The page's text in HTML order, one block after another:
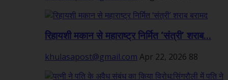
रिहायशी मकान से महाराष्ट्र निर्मित ‘संत्री’ शराब...
khulasapost@gmail.com Apr 22, 2026 88